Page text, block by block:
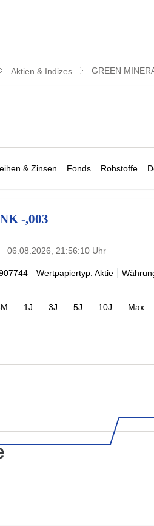
Aktien & Indizes GREEN
& Zinsen Fonds Rohstoffe
-,003
06.08.2026, 21:56:10 Uhr
Wertpapiertyp: Aktie
1J 3J 5J 10J Max